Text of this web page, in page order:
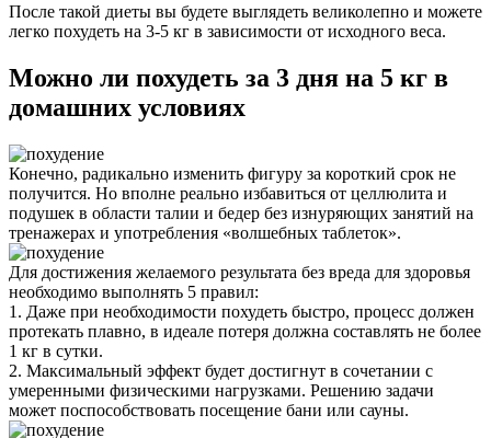
После такой диеты вы будете выглядеть великолепно и можете
легко похудеть на 3-5 кг в зависимости от исходного веса.
Можно ли похудеть за 3 дня на 5 кг в
домашних условиях
Конечно, радикально изменить фигуру за короткий срок не
получится. Но вполне реально избавиться от целлюлита и
подушек в области талии и бедер без изнуряющих занятий на
тренажерах и употребления «волшебных таблеток».
Для достижения желаемого результата без вреда для здоровья
необходимо выполнять 5 правил:
1. Даже при необходимости похудеть быстро, процесс должен
протекать плавно, в идеале потеря должна составлять не более
1 кг в сутки.
2. Максимальный эффект будет достигнут в сочетании с
умеренными физическими нагрузками. Решению задачи
может поспособствовать посещение бани или сауны.